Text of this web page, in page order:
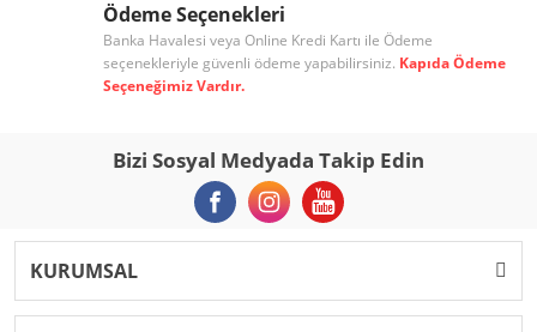
Ödeme Seçenekleri
Banka Havalesi veya Online Kredi Kartı ile Ödeme
seçenekleriyle güvenli ödeme yapabilirsiniz. Kapıda Ödeme
Seçeneğimiz Vardır.
Bizi Sosyal Medyada Takip Edin
KURUMSAL